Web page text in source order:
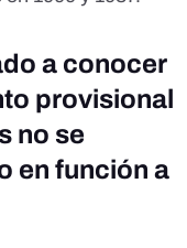
a conocer
provisional
no se
en función a